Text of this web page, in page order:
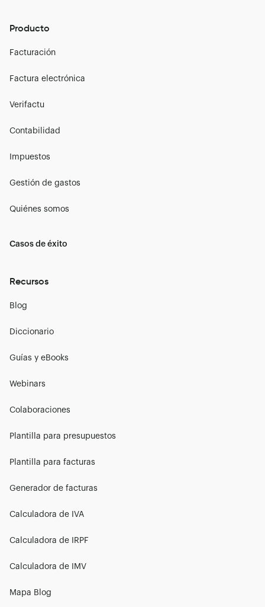
Producto
Facturación
Factura electrónica
Verifactu
Contabilidad
Impuestos
Gestión de gastos
Quiénes somos
Casos de éxito
Recursos
Blog
Diccionario
Guías y eBooks
Webinars
Colaboraciones
Plantilla para presupuestos
Plantilla para facturas
Generador de facturas
Calculadora de IVA
Calculadora de IRPF
Calculadora de IMV
Mapa Blog